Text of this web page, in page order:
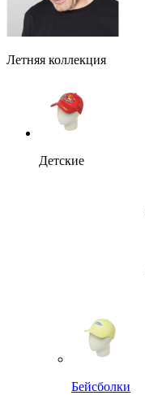
Летняя коллекция
Детские
Бейсболки